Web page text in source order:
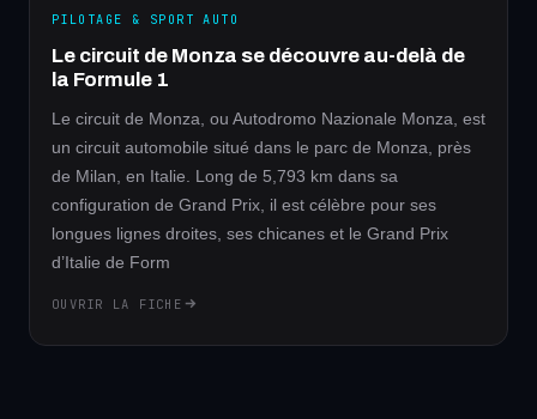
PILOTAGE & SPORT AUTO
Le circuit de Monza se découvre au-delà de
la Formule 1
Le circuit de Monza, ou Autodromo Nazionale Monza, est
un circuit automobile situé dans le parc de Monza, près
de Milan, en Italie. Long de 5,793 km dans sa
configuration de Grand Prix, il est célèbre pour ses
longues lignes droites, ses chicanes et le Grand Prix
d’Italie de Form
OUVRIR LA FICHE